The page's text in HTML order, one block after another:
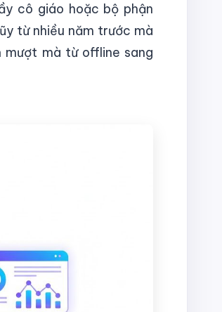
cô giáo hoặc bộ phận
từ nhiều năm trước mà
mượt mà từ offline sang